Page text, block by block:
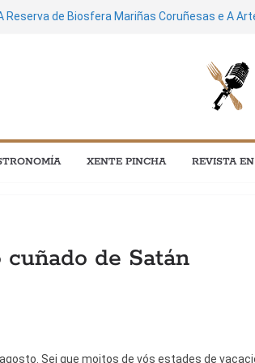
Reserva de Biosfera Mariñas Coruñesas e A
Áurea Sánchez: “O persoal aquí é universal;
O verán galego énchese de cultura: máis de
descubrir Galicia entre concertos, festivais e
ao 22 de agosto
danza, música, poesía e cinema
XENTE PINCHA REVISTA
cuñado de Satán
Sei que moitos de vós estades de